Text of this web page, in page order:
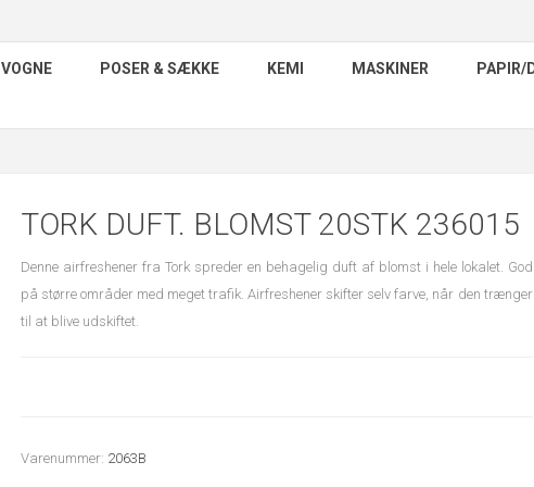
VOGNE POSER & SÆKKE KEMI MASKINER
PAPIR/
TORK DUFT. BLOMST 20STK 236015
Denne airfreshener fra Tork spreder en behagelig duft af blomst i hele lokalet. God
på større områder med meget trafik. Airfreshener skifter selv farve, når den trænger
til at blive udskiftet.
Varenummer: 2063B